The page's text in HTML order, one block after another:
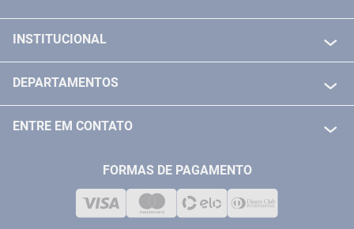
INSTITUCIONAL
POLITICA DE TROCA E DEVOLUÇÃO
DEPARTAMENTOS
COMPRESSORES
ENTRE EM CONTATO
FORMAS DE PAGAMENTO